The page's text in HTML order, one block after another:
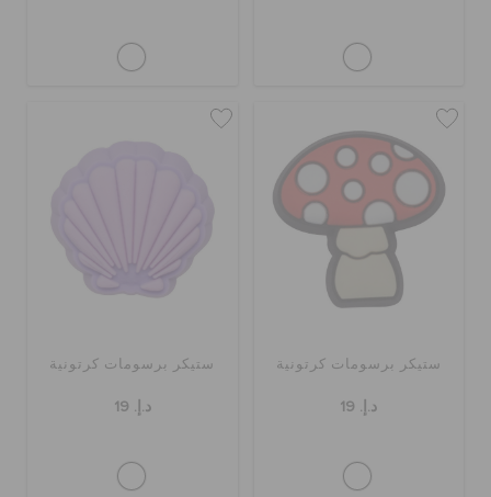
ستيكر برسومات كرتونية
د.إ. 19
ستيكر برسومات كرتونية
د.إ. 19